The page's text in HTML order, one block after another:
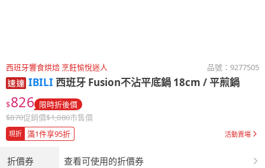
西班牙響食烘焙 烹飪愉悅迷人 品號： 9277505
IBILI 西班牙 Fusion不沾平底鍋 18cm / 平煎鍋
$826 限時折後價
$870促銷價$1,080市售價
現折 滿1件享95折 活動賣場
折價券 查看可使用的折價券